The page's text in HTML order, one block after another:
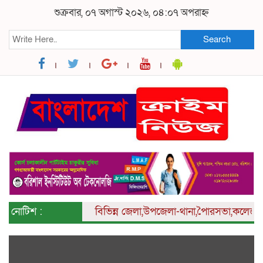
শুক্রবার, ০৭ অগাস্ট ২০২৬, ০৪:০৭ অপরাহ্ন
Search
নোটিশ : বিভিন্নজেলা,উপজেলা-থানা,পৈারসভা,কলেজ ও